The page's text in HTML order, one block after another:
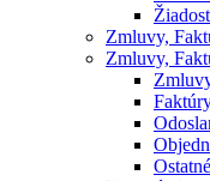
Zmluvy,
Zmluvy,